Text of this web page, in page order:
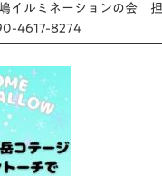
イルミネーションの会
4617-8274